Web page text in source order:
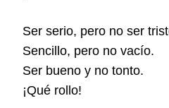
Ser serio, pero no ser
Sencillo, pero no vacío.
Ser bueno y no tonto.
¡Qué rollo!